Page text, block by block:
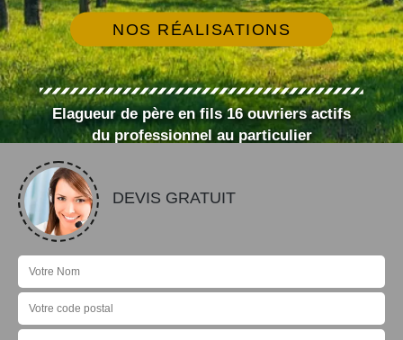
NOS RÉALISATIONS
Elagueur de père en fils 16 ouvriers actifs
du professionnel au particulier
DEVIS GRATUIT